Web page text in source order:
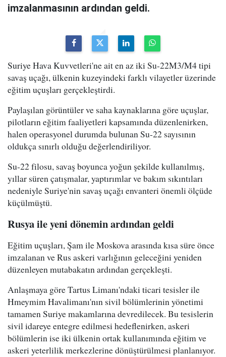
imzalanmasının ardından geldi.
Suriye Hava Kuvvetleri'ne ait en az iki Su-22M3/M4 tipi
savaş uçağı, ülkenin kuzeyindeki farklı vilayetler üzerinde
eğitim uçuşları gerçekleştirdi.
Paylaşılan görüntüler ve saha kaynaklarına göre uçuşlar,
pilotların eğitim faaliyetleri kapsamında düzenlenirken,
halen operasyonel durumda bulunan Su-22 sayısının
oldukça sınırlı olduğu değerlendiriliyor.
Su-22 filosu, savaş boyunca yoğun şekilde kullanılmış,
yıllar süren çatışmalar, yaptırımlar ve bakım sıkıntıları
nedeniyle Suriye'nin savaş uçağı envanteri önemli ölçüde
küçülmüştü.
Rusya ile yeni dönemin ardından geldi
Eğitim uçuşları, Şam ile Moskova arasında kısa süre önce
imzalanan ve Rus askeri varlığının geleceğini yeniden
düzenleyen mutabakatın ardından gerçekleşti.
Anlaşmaya göre Tartus Limanı'ndaki ticari tesisler ile
Hmeymim Havalimanı'nın sivil bölümlerinin yönetimi
tamamen Suriye makamlarına devredilecek. Bu tesislerin
sivil idareye entegre edilmesi hedeflenirken, askeri
bölümlerin ise iki ülkenin ortak kullanımında eğitim ve
askeri yeterlilik merkezlerine dönüştürülmesi planlanıyor.